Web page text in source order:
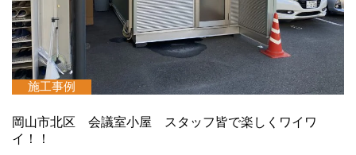
施工事例
岡山市北区 会議室小屋 スタッフ皆で楽しくワイワ
イ！！